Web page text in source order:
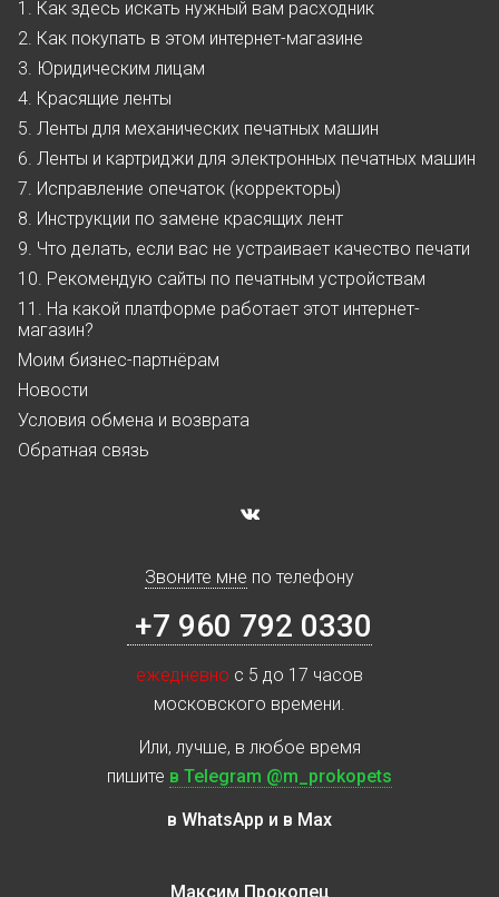
1. Как здесь искать нужный вам расходник
2. Как покупать в этом интернет-магазине
3. Юридическим лицам
4. Красящие ленты
5. Ленты для механических печатных машин
6. Ленты и картриджи для электронных печатных машин
7. Исправление опечаток (корректоры)
8. Инструкции по замене красящих лент
9. Что делать, если вас не устраивает качество печати
10. Рекомендую сайты по печатным устройствам
11. На какой платформе работает этот интернет-
магазин?
Моим бизнес-партнёрам
Новости
Условия обмена и возврата
Обратная связь
Звоните мне по телефону
+7 960 792 0330
ежедневно с 5 до 17 часов
московского времени.
Или, лучше, в любое время
пишите в Telegram @m_prokopets
в WhatsApp и в Max
Максим Прокопец